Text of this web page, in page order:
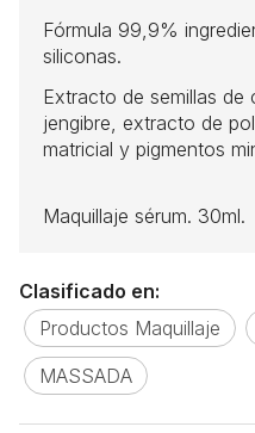
Fórmula 99,9%
siliconas.
Extracto de semillas
jengibre, extracto de
matricial y pigmentos
Maquillaje sérum. 30ml.
Clasificado en:
Productos Maquillaje
MASSADA